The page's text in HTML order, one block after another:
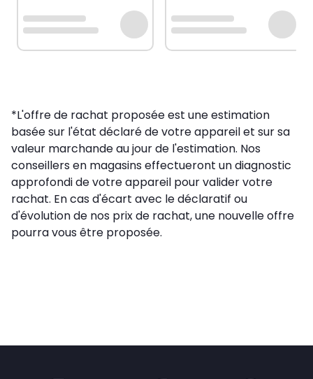
*L'offre de rachat proposée est une estimation
basée sur l'état déclaré de votre appareil et sur sa
valeur marchande au jour de l'estimation. Nos
conseillers en magasins effectueront un diagnostic
approfondi de votre appareil pour valider votre
rachat. En cas d'écart avec le déclaratif ou
d'évolution de nos prix de rachat, une nouvelle offre
pourra vous être proposée.